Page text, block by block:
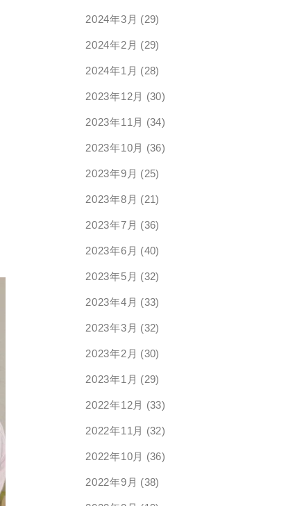
2024年3月 (29)
2024年2月 (29)
2024年1月 (28)
2023年12月 (30)
2023年11月 (34)
2023年10月 (36)
2023年9月 (25)
2023年8月 (21)
2023年7月 (36)
2023年6月 (40)
2023年5月 (32)
2023年4月 (33)
2023年3月 (32)
2023年2月 (30)
2023年1月 (29)
2022年12月 (33)
2022年11月 (32)
2022年10月 (36)
2022年9月 (38)